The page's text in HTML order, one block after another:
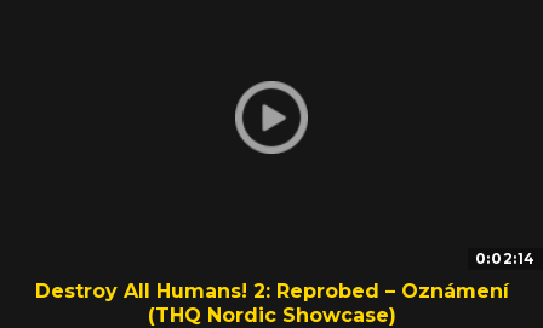
0:02:14
Destroy All Humans! 2: Reprobed – Oznámení
(THQ Nordic Showcase)